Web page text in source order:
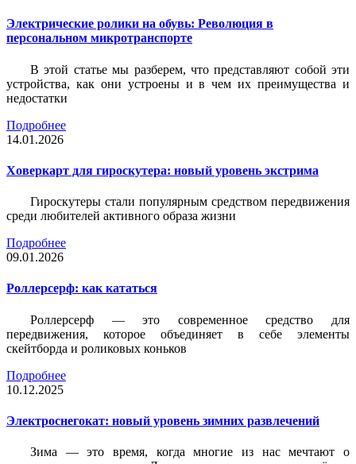
Электрические ролики на обувь: Революция в
персональном микротранспорте
В этой статье мы разберем, что представляют собой эти
устройства, как они устроены и в чем их преимущества и
недостатки
Подробнее
14.01.2026
Ховеркарт для гироскутера: новый уровень экстрима
Гироскутеры стали популярным средством передвижения
среди любителей активного образа жизни
Подробнее
09.01.2026
Роллерсерф: как кататься
Роллерсерф — это современное средство для
передвижения, которое объединяет в себе элементы
скейтборда и роликовых коньков
Подробнее
10.12.2025
Электроснегокат: новый уровень зимних развлечений
Зима — это время, когда многие из нас мечтают о